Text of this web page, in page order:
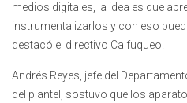
medios digitales, la idea es que
instrumentalizarlos y con eso
destacó el directivo Calfuqueo.
Andrés Reyes, jefe del
del plantel, sostuvo que los